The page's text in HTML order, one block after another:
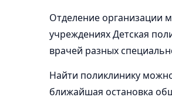
Отделение организации
учреждениях Детская
врачей разных
Найти поликлинику
ближайшая остановка